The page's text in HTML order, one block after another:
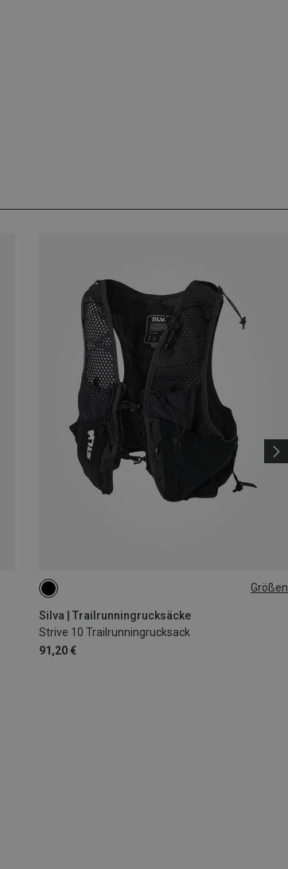
Größen
Silva | Trailrunningrucksäcke
Strive 10 Trailrunningrucksack
91,20 €
10L | S